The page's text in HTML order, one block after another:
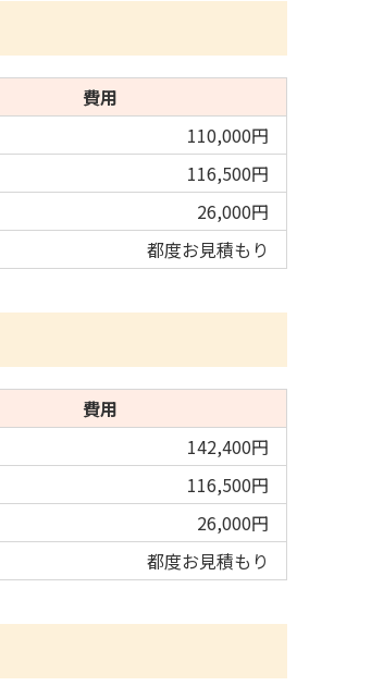
費用
110,000円
116,500円
26,000円
都度お見積もり
費用
142,400円
116,500円
26,000円
都度お見積もり